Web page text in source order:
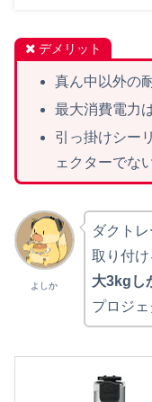
デメリット
真ん中以外の
最大消費電力
引っ掛けシー
ェクターでな
よしか
ダクト
取り付
大3kgし
プロジ